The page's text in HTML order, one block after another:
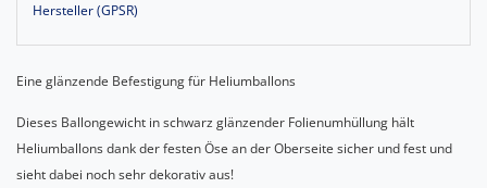
Hersteller (GPSR)
Eine glänzende Befestigung für Heliumballons
Dieses Ballongewicht in schwarz glänzender Folienumhüllung hält
Heliumballons dank der festen Öse an der Oberseite sicher und fest und
sieht dabei noch sehr dekorativ aus!